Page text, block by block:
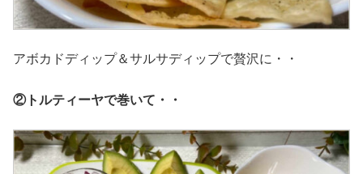
アボカドディップ＆サルサディップで贅沢に・・
②トルティーヤで巻いて・・